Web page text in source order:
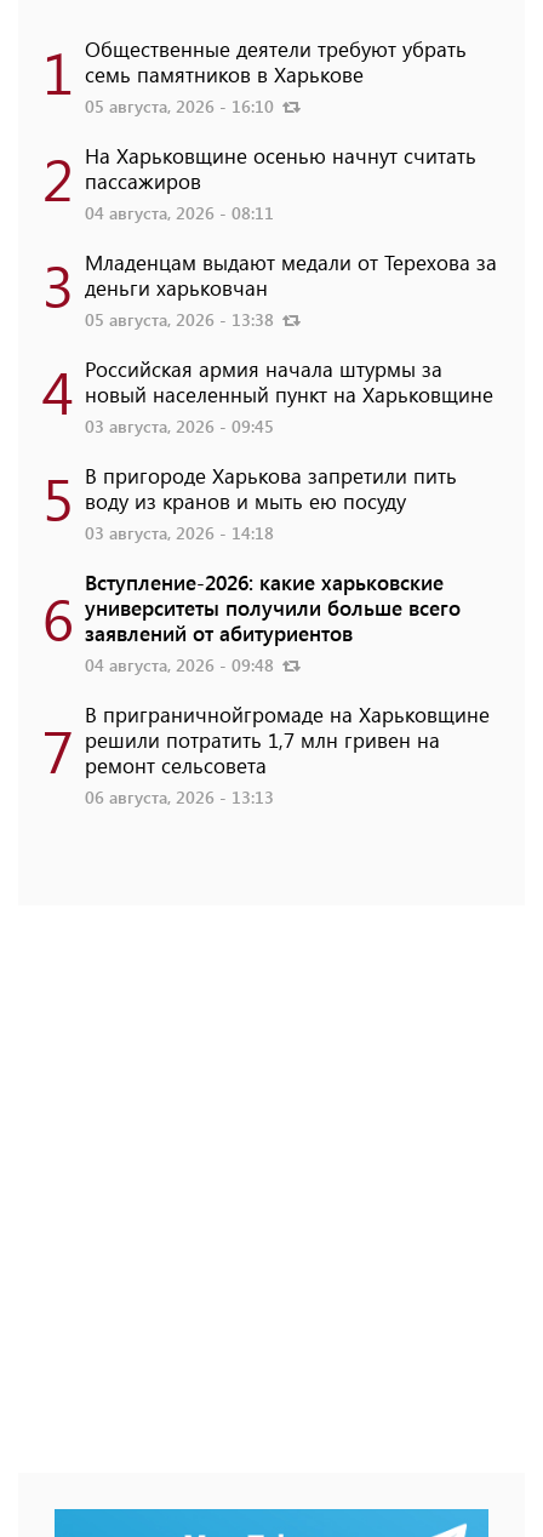
1 Общественные деятели требуют убрать
семь памятников в Харькове
05 августа, 2026 - 16:10
2 На Харьковщине осенью начнут считать
пассажиров
04 августа, 2026 - 08:11
3 Младенцам выдают медали от Терехова за
деньги харьковчан
05 августа, 2026 - 13:38
4 Российская армия начала штурмы за
новый населенный пункт на Харьковщине
03 августа, 2026 - 09:45
5 В пригороде Харькова запретили пить
воду из кранов и мыть ею посуду
03 августа, 2026 - 14:18
6 Вступление-2026: какие харьковские
университеты получили больше всего
заявлений от абитуриентов
04 августа, 2026 - 09:48
7 В приграничнойгромаде на Харьковщине
решили потратить 1,7 млн ​​гривен на
ремонт сельсовета
06 августа, 2026 - 13:13